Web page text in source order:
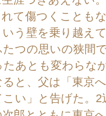
て傷つくことも
う壁を乗り越え
つの思いの狭間
あとも変わらな
と、父は「東京
い」と告げた。2